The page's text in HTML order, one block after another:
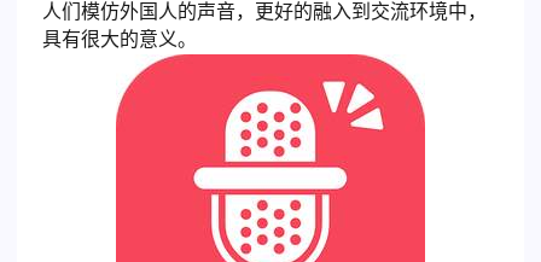
人们模仿外国人的声音，更好的融入到交流环境中，
具有很大的意义。